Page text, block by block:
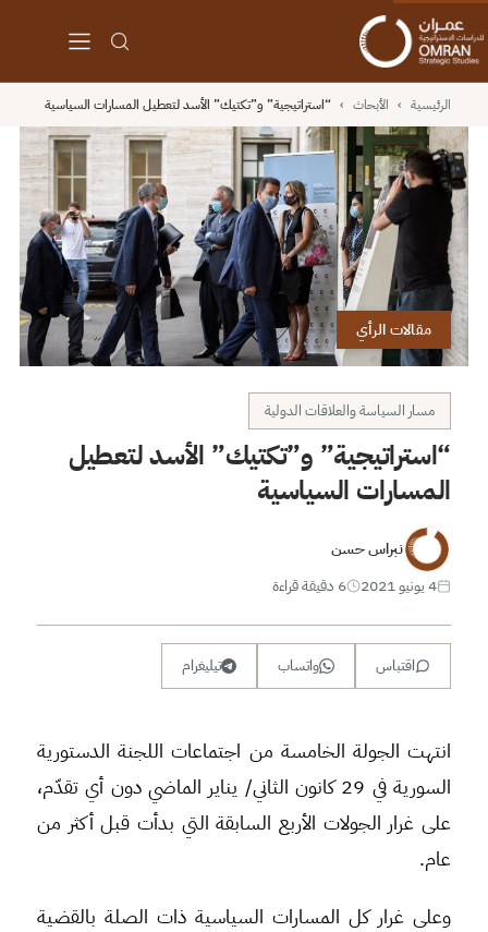
الرئيسية › الأبحاث › “استراتيجية” و”تكتيك” الأسد لتعطيل المسارات السياسية
مقالات الرأي
مسار السياسة والعلاقات الدولية
“استراتيجية” و”تكتيك” الأسد لتعطيل
المسارات السياسية
نبراس حسن
4 يونيو 2021
6 دقيقة قراءة
اقتباس واتساب تيليغرام
انتهت الجولة الخامسة من اجتماعات اللجنة الدستورية
السورية في 29 كانون الثاني/ يناير الماضي دون أي تقدّم،
على غرار الجولات الأربع السابقة التي بدأت قبل أكثر من
عام.
وعلى غرار كل المسارات السياسية ذات الصلة بالقضية